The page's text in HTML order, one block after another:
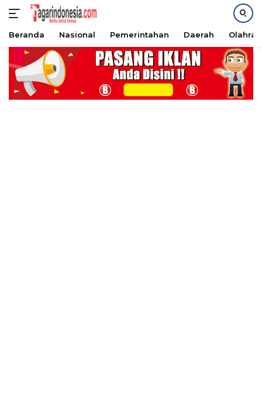
Langsung
konten
Beranda Nasional Pemerintahan Daerah